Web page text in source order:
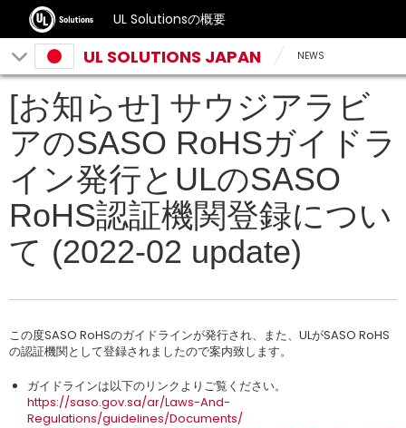
UL Solutionsの概要
UL SOLUTIONS JAPAN NEWS
[お知らせ] サウジアラビ
アのSASO RoHSガイドラ
イン発行とULのSASO
RoHS認証機関登録につい
て (2022-02 update)
この度SASO RoHSのガイドラインが発行され、また、ULがSASO RoHS
の認証機関として登録されましたので案内致します。
ガイドラインは以下のリンクよりご覧ください。
https://saso.gov.sa/ar/Laws-And-
Regulations/guidelines/Documents/